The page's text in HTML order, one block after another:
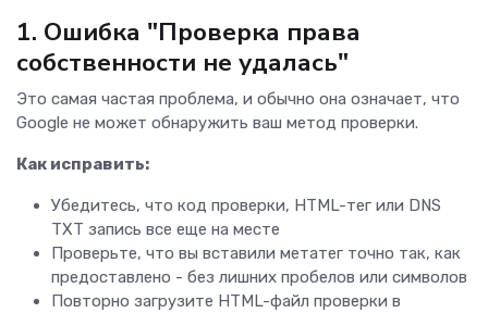
1. Ошибка "Проверка права
собственности не удалась"
Это самая частая проблема, и обычно она означает, что
Google не может обнаружить ваш метод проверки.
Как исправить:
Убедитесь, что код проверки, HTML-тег или DNS
TXT запись все еще на месте
Проверьте, что вы вставили метатег точно так, как
предоставлено - без лишних пробелов или символов
Повторно загрузите HTML-файл проверки в